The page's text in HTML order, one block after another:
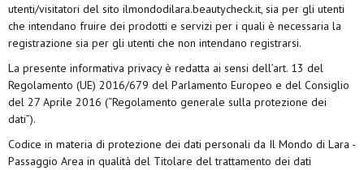
utenti/visitatori del sito ilmondodilara.beautycheck.it, sia per gli utenti
che intendano fruire dei prodotti e servizi per i quali è necessaria la
registrazione sia per gli utenti che non intendano registrarsi.
La presente informativa privacy è redatta ai sensi dell’art. 13 del
Regolamento (UE) 2016/679 del Parlamento Europeo e del Consiglio
del 27 Aprile 2016 (“Regolamento generale sulla protezione dei
dati”).
Codice in materia di protezione dei dati personali da Il Mondo di Lara -
Passaggio Area in qualità del Titolare del trattamento dei dati